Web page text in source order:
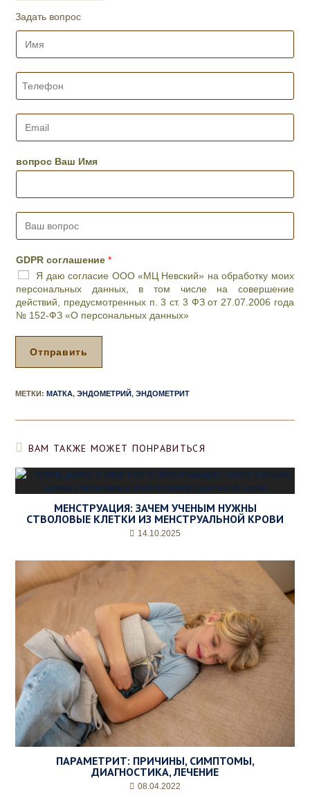
у
р
,
д
н
ь
ж
л
р
е
п
и
*
Задать вопрос
И
*
Т
е
о
*
E
i
l
вопрос Ваш Имя
В
в
о
о
*
GDPR соглашение*
Я даю согласие ООО «МЦ Невский» на обработку моих
персональных данных, в том числе на совершение
действий, предусмотренных п. 3 ст. 3 ФЗ от 27.07.2006 года
№ 152-ФЗ «О персональных данных»
Отправить
МЕТКИ:МАТКА, ЭНДОМЕТРИЙ, ЭНДОМЕТРИТ
ВАМ ТАКЖЕ МОЖЕТ ПОНРАВИТЬСЯ
МЕНСТРУАЦИЯ: ЗАЧЕМ УЧЕНЫМ НУЖНЫ
СТВОЛОВЫЕ КЛЕТКИ ИЗ МЕНСТРУАЛЬНОЙ КРОВИ
14.10.2025
ПАРАМЕТРИТ: ПРИЧИНЫ, СИМПТОМЫ,
ДИАГНОСТИКА, ЛЕЧЕНИЕ
08.04.2022